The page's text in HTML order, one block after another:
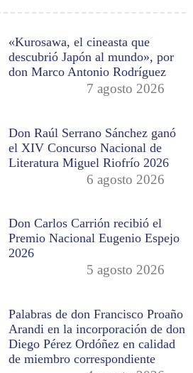
«Kurosawa, el cineasta que
descubrió Japón al mundo», por
don Marco Antonio Rodríguez
7 agosto 2026
Don Raúl Serrano Sánchez ganó
el XIV Concurso Nacional de
Literatura Miguel Riofrío 2026
6 agosto 2026
Don Carlos Carrión recibió el
Premio Nacional Eugenio Espejo
2026
5 agosto 2026
Palabras de don Francisco Proaño
Arandi en la incorporación de don
Diego Pérez Ordóñez en calidad
de miembro correspondiente